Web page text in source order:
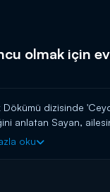
olmak için
Dökümü dizisinde
anlatan Sayan,
girdikten sonra
oku